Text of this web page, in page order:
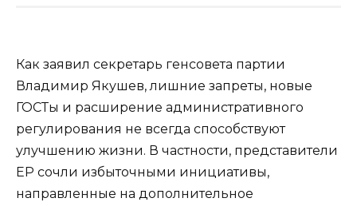
Как заявил секретарь генсовета партии
Владимир Якушев, лишние запреты, новые
ГОСТы и расширение административного
регулирования не всегда способствуют
улучшению жизни. В частности, представители
ЕР сочли избыточными инициативы,
направленные на дополнительное